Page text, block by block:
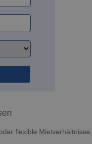
flexible Mietverhältnisse.